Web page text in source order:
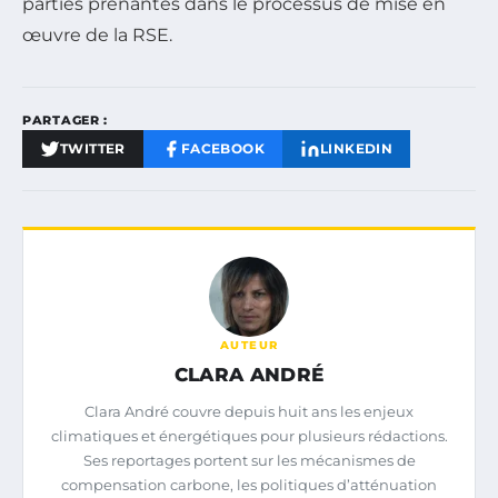
parties prenantes dans le processus de mise en
œuvre de la RSE.
PARTAGER :
TWITTER FACEBOOK LINKEDIN
AUTEUR
CLARA ANDRÉ
Clara André couvre depuis huit ans les enjeux
climatiques et énergétiques pour plusieurs rédactions.
Ses reportages portent sur les mécanismes de
compensation carbone, les politiques d’atténuation